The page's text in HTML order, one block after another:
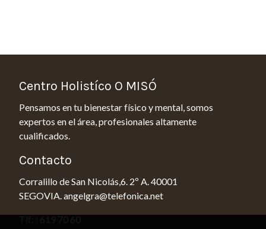
Centro Holistíco O MISÓ
Pensamos en tu bienestar físico y mental, somos
expertos en el área, profesionales altamente
cualificados.
Contacto
Corralillo de San Nicolás,6. 2º A. 40001
SEGOVIA. angelgra@telefonica.net